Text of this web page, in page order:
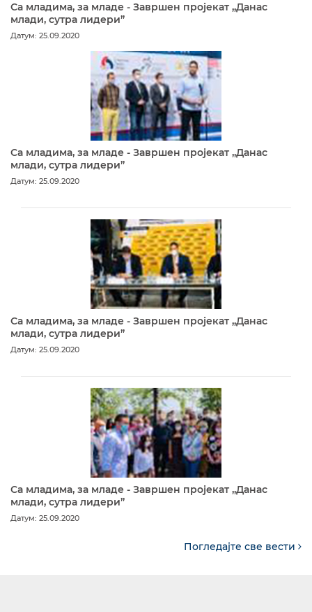
Са младима, за младе - Завршен пројекат „Данас
млади, сутра лидери”
Датум: 25.09.2020
Са младима, за младе - Завршен пројекат „Данас
млади, сутра лидери”
Датум: 25.09.2020
Са младима, за младе - Завршен пројекат „Данас
млади, сутра лидери”
Датум: 25.09.2020
Са младима, за младе - Завршен пројекат „Данас
млади, сутра лидери”
Датум: 25.09.2020
Погледајте све вести